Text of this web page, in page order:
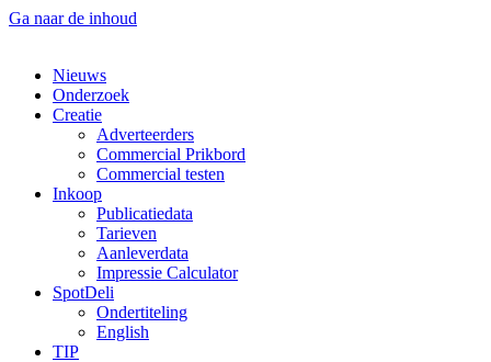
Ga naar de inhoud
Nieuws
Onderzoek
Creatie
Adverteerders
Commercial Prikbord
Commercial testen
Inkoop
Publicatiedata
Tarieven
Aanleverdata
Impressie Calculator
SpotDeli
Ondertiteling
English
TIP